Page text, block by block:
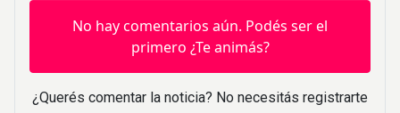
No hay comentarios aún. Podés ser el
primero ¿Te animás?
¿Querés comentar la noticia? No necesitás registrarte